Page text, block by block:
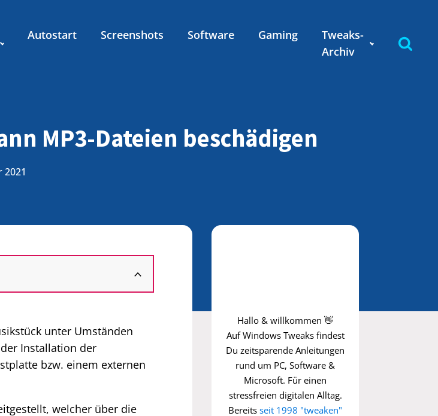
Autostart Screenshots Software Gaming
Tweaks-
Archiv
MP3-Dateien beschädigen
2021
unter Umständen
Installation der
bzw. einem externen
welcher über die
Hallo & willkommen 👋
Auf Windows Tweaks findest
Du zeitsparende Anleitungen
rund um PC, Software &
Microsoft. Für einen
stressfreien digitalen Alltag.
Bereits seit 1998 "tweaken"